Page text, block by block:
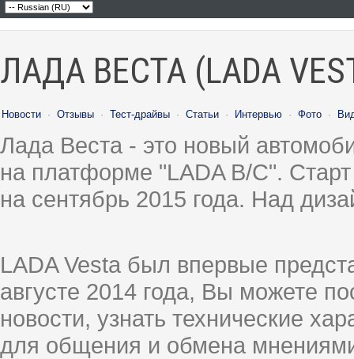
ЛАДА ВЕСТА (LADA
Новости · Отзывы · Тест-драйвы · Статьи · Интервью · Фото ·
Лада Веста - это новый
на платформе "LADA B/C".
на сентябрь 2015 года. Над
LADA Vesta был впервые
августе 2014 года, Вы можете
новости, узнать технические
для общения и обмена